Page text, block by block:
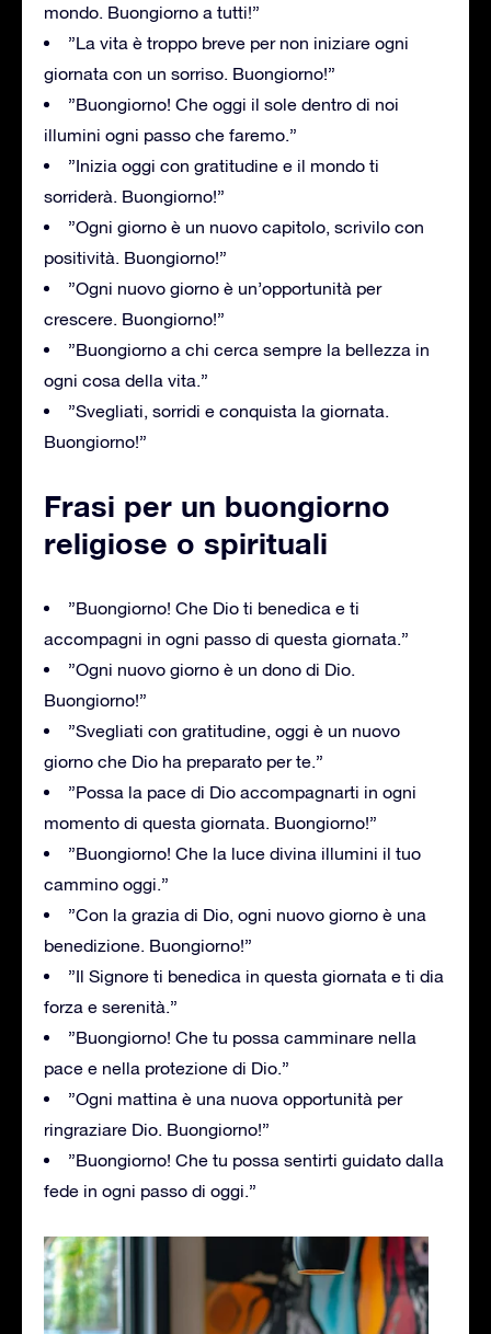
mondo. Buongiorno a tutti!”
”La vita è troppo breve per non iniziare ogni
giornata con un sorriso. Buongiorno!”
”Buongiorno! Che oggi il sole dentro di noi
illumini ogni passo che faremo.”
”Inizia oggi con gratitudine e il mondo ti
sorriderà. Buongiorno!”
”Ogni giorno è un nuovo capitolo, scrivilo con
positività. Buongiorno!”
”Ogni nuovo giorno è un’opportunità per
crescere. Buongiorno!”
”Buongiorno a chi cerca sempre la bellezza in
ogni cosa della vita.”
”Svegliati, sorridi e conquista la giornata.
Buongiorno!”
Frasi per un buongiorno
religiose o spirituali
”Buongiorno! Che Dio ti benedica e ti
accompagni in ogni passo di questa giornata.”
”Ogni nuovo giorno è un dono di Dio.
Buongiorno!”
”Svegliati con gratitudine, oggi è un nuovo
giorno che Dio ha preparato per te.”
”Possa la pace di Dio accompagnarti in ogni
momento di questa giornata. Buongiorno!”
”Buongiorno! Che la luce divina illumini il tuo
cammino oggi.”
”Con la grazia di Dio, ogni nuovo giorno è una
benedizione. Buongiorno!”
”Il Signore ti benedica in questa giornata e ti dia
forza e serenità.”
”Buongiorno! Che tu possa camminare nella
pace e nella protezione di Dio.”
”Ogni mattina è una nuova opportunità per
ringraziare Dio. Buongiorno!”
”Buongiorno! Che tu possa sentirti guidato dalla
fede in ogni passo di oggi.”